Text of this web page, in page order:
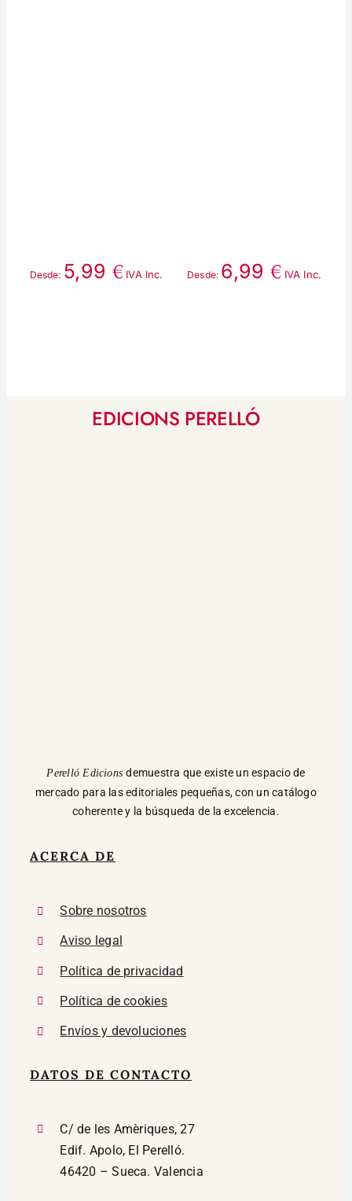
Desde: 5,99 € IVA Inc. Desde: 6,99€ IVA Inc.
EDICIONS PERELLÓ
Perelló Edicionsdemuestra que existe un espacio de
mercado para las editoriales pequeñas, con un catálogo
coherente y la búsqueda de la excelencia.
ACERCA DE
Sobre nosotros
Aviso legal
Política de privacidad
Política de cookies
Envíos y devoluciones
DATOS DE CONTACTO
C/ de les Amèriques, 27
Edif. Apolo, El Perelló.
46420 – Sueca. Valencia